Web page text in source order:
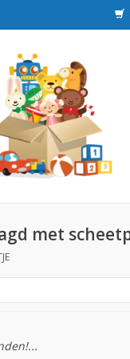
met